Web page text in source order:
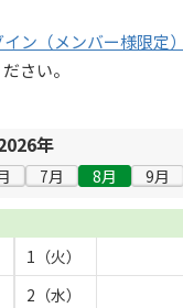
ン（メンバー様限定）
さい。
年
7月 8月 9月
1（火）
2（水）